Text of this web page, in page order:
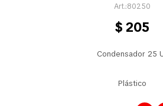
80250
$ 205
Condensador 25
Plástico